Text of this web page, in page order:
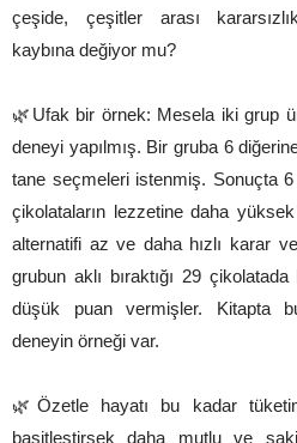
çeşide, çeşitler arası
kaybına değiyor mu?
🌿Ufak bir örnek: Mesela iki grup
deneyi yapılmış. Bir gruba 6
tane seçmeleri istenmiş. Sonuçta
çikolataların lezzetine daha
alternatifi az ve daha hızlı karar
grubun aklı bıraktığı 29
düşük puan vermişler. Kitapta
deneyin örneği var.
🌿Özetle hayatı bu kadar
basitleştirsek daha mutlu ve